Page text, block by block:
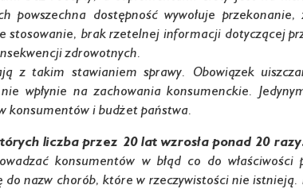
powszechna dostępność wywołuje
stosowanie, brak rzetelnej informacji dotyczącej
zdrowotnych.
z takim stawianiem sprawy. Obowiązek
wpłynie na zachowania konsumenckie.
konsumentów i budżet państwa.
liczba przez 20 lat wzrosła ponad 20
konsumentów w błąd co do właściwości
nazw chorób, które w rzeczywistości nie